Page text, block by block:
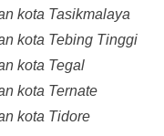
kota Tasikmalaya
kota Tebing Tinggi
kota Tegal
kota Ternate
kota Tidore